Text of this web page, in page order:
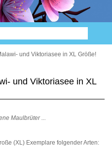
und Viktoriasee in XL Größe!
und Viktoriasee in XL
Maulbrüter ...
(XL) Exemplare folgender Arten: